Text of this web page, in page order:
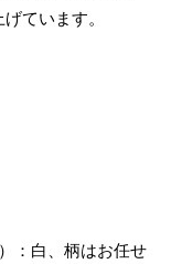
ています。
：白、柄はお任せ